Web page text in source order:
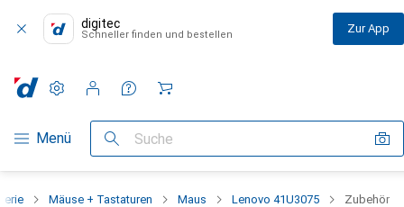
digitec
Schneller finden und bestellen Zur App
Navigation nach Kategorien
Menü Suche
Einstellungen
Kundenkonto
Vergleichslisten
Merklisten
Warenkorb
Mäuse + Tastaturen Maus Lenovo 41U3075 Zubehör